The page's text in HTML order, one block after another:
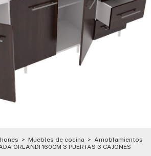
> Muebles de cocina > Amoblamientos
ORLANDI 160CM 3 PUERTAS 3 CAJONES